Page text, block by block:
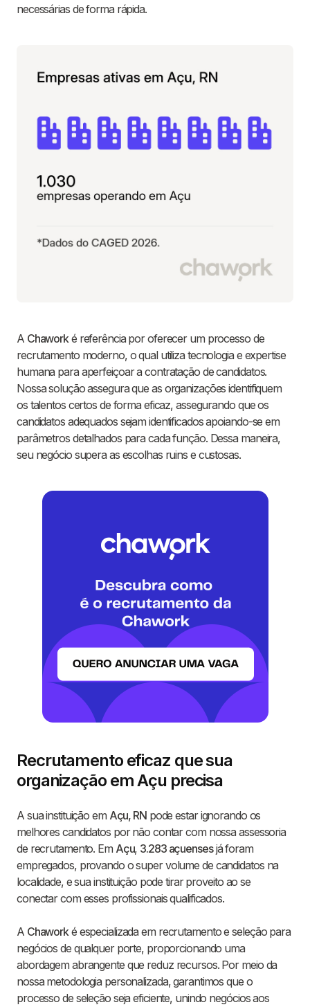
necessárias de forma rápida.
A Chaworké referência por oferecer um processo de
recrutamento moderno, o qual utiliza tecnologia e expertise
humana para aperfeiçoar a contratação de candidatos.
Nossa solução assegura que as organizações identifiquem
os talentos certos de forma eficaz, assegurando que os
candidatos adequados sejam identificados apoiando-se em
parâmetros detalhados para cada função. Dessa maneira,
seu negócio supera as escolhas ruins e custosas.
Recrutamento eficaz que sua
organização em Açu precisa
A sua instituição em Açu, RNpode estar ignorando os
melhores candidatos por não contar com nossa assessoria
de recrutamento. Em Açu, 3.283 açuensesjá foram
empregados, provando o super volume de candidatos na
localidade, e sua instituição pode tirar proveito ao se
conectar com esses profissionais qualificados.
A Chaworké especializada em recrutamento e seleção para
negócios de qualquer porte, proporcionando uma
abordagem abrangente que reduz recursos. Por meio da
nossa metodologia personalizada, garantimos que o
processo de seleção seja eficiente, unindo negócios aos